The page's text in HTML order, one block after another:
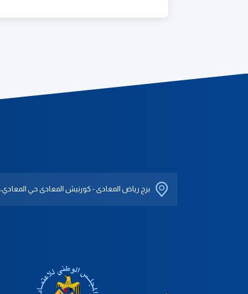
برج رياض المعادى - كورنيش المعادى حي المعادي، 11432